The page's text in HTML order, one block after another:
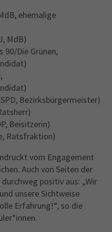
ehemalige
MdB)
90/Die Grünen,
Bezirksbürgermeister)
Beisitzerin)
Ratsfraktion)
vom Engagement
Auch von Seiten der
positiv aus: „Wir
unsere Sichtweise
Erfahrung!“, so die